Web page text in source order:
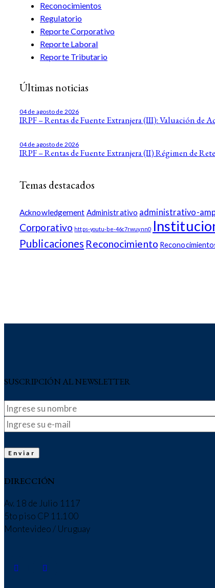
Reconocimientos
Regulatorio
Reporte Corporativo
Reporte Laboral
Reporte Tributario
Últimas noticias
04 de agosto de 2026
IRPF – Rentas de Fuente Extranjera (III): Valuación de
04 de agosto de 2026
IRPF – Rentas de Fuente Extranjera (II) Régimen de
Temas destacados
Acknowledgement Administrativo administrativo-
Corporativo https-youtu-be-46c7rwuynn0
Publicaciones Reconocimiento
SUSCRIPCIÓN AL NEWSLETTER
DIRECCIÓN
Av. 18 de Julio 1117
5to piso CP 11.100
Montevideo / Uruguay